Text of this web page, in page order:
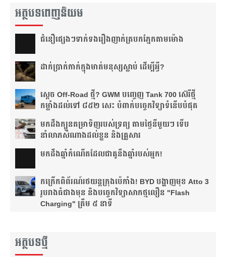
អត្ថបទពេញនិយម
ជំនឿ​ផ្សេងៗ​ទាក់ទង​រឿង​ញាក់​ត្របក​ភ្នែក​តាម​ម៉ោង​
ដាក់​ប្រាក់​កាក់​ក្នុង​មាត់​មនុស្ស​ស្លាប់ ដើម្បី​អ្វី?
ស្តេច Off-Road ថ្មី? GWM បញ្ចេញ Tank 700 ស៊េរីថ្មី
កម្លាំងដល់ទៅ ៨៥២ សេះ បំពាក់បច្ចេកវិទ្យាទំនើបបំផុត
មកដឹងក្បួនតម្រាទិញរបស់ទ្រព្យ តាមថ្ងៃនីមួយៗ ទើប
នាំលាភសំណាងដល់ខ្លួន និងគ្រួសារ
មក​ដឹងឆ្នាំ​កំណើត​ដែល​ជា​គូ​នឹង​ឆ្នាំ​របស់​អ្នក!​
កក្រើកពិព័រណ៍រថយន្តក្រុងប៉េកាំង! BYD បង្ហាញមុខ Atto 3
រូបរាងធំជាងមុន និងបច្ចេកវិទ្យាសាកថ្មលឿន "Flash
Charging" ត្រឹម ៥ នាទី
អត្ថបទថ្មី